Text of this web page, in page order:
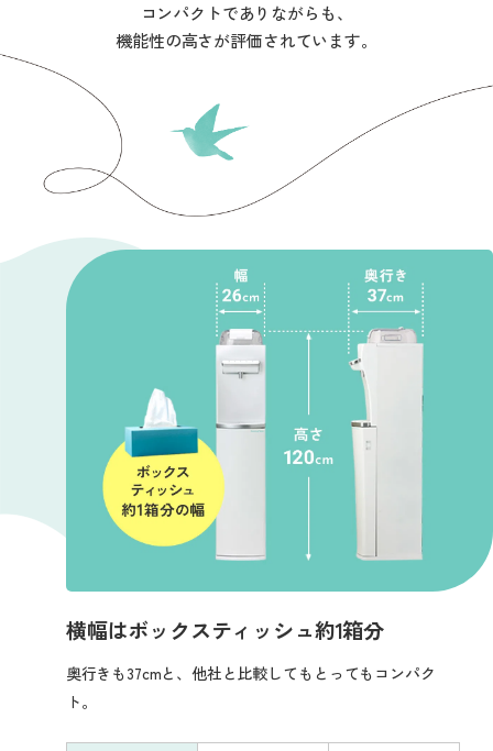
コンパクトでありながらも、
機能性の高さが評価されています。
横幅はボックスティッシュ約1箱分
奥行きも37cmと、他社と比較してもとってもコンパク
ト。